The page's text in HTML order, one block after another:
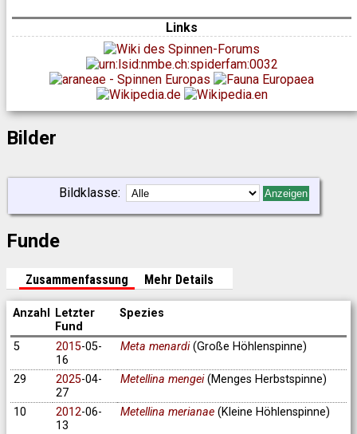
Links
Bilder
Bildklasse: Anzeigen
Funde
Zusammenfassung Mehr Details
Anzahl
Letzter
Fund
Spezies
5 2015-05-
16
Meta menardi(Große Höhlenspinne)
29 2025-04-
27
Metellina mengei(Menges Herbstspinne)
10 2012-06-
13
Metellina merianae(Kleine Höhlenspinne)